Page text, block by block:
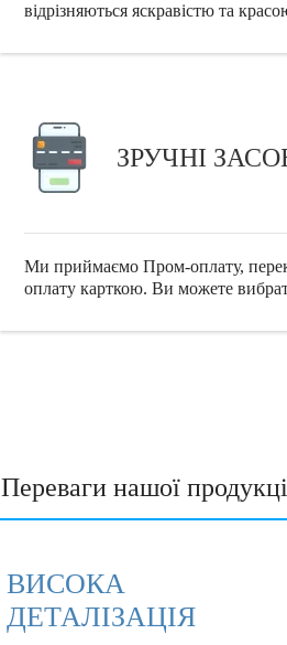
відрізняються яскравістю та
ЗРУЧНІ
Ми приймаємо Пром-оплату,
оплату карткою. Ви можете
Переваги нашої
ВИСОКА
ДЕТАЛІЗАЦІЯ